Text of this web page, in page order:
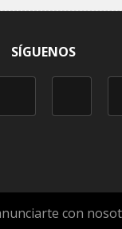
SÍGUENOS
con